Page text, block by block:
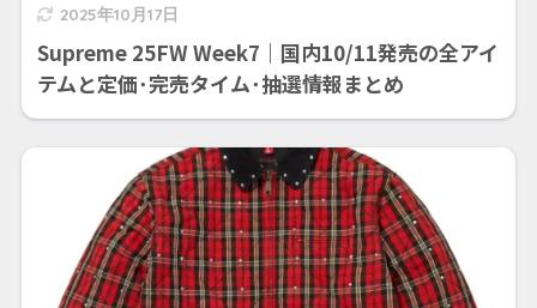
2025年10月17日
Supreme 25FW Week7｜国内10/11発売の全アイ
テムと定価･完売タイム･抽選情報まとめ